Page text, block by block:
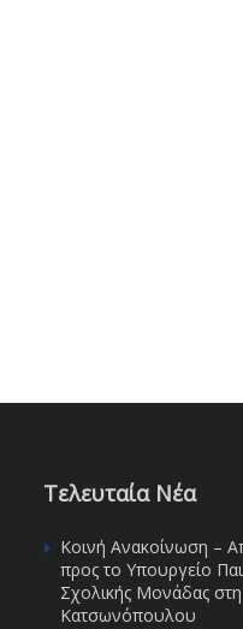
Τελευταία Νέα
Κοινή Ανακοίνωση –
προς το Υπουργείο
Σχολικής Μονάδας
Κατσωνόπουλου